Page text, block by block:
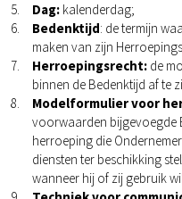
Dag: kalenderdag;
Bedenktijd: de termijn
maken van zijn
Herroepingsrecht: de
binnen de Bedenktijd af te
Modelformulier voor
voorwaarden bijgevoegde
herroeping die
diensten ter beschikking
wanneer hij of zij gebruik